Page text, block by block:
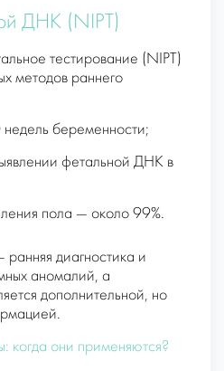
ДНК (NIPT)
тестирование (NIPT)
методов раннего
недель беременности;
фетальной ДНК в
пола — около 99%.
диагностика и
аномалий, а
дополнительной, но
когда они применяются?